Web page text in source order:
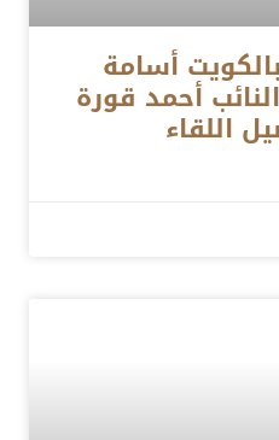
أسامة
أحمد قورة
اللقاء